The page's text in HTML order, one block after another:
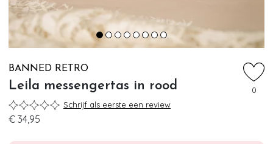
BANNED RETRO
Leila messengertas in rood
0
Schrijf als eerste een review
€ 34,95